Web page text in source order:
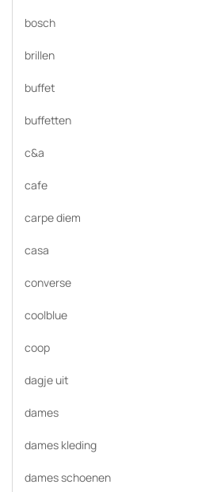
bosch
brillen
buffet
buffetten
c&a
cafe
carpe diem
casa
converse
coolblue
coop
dagje uit
dames
dames kleding
dames schoenen